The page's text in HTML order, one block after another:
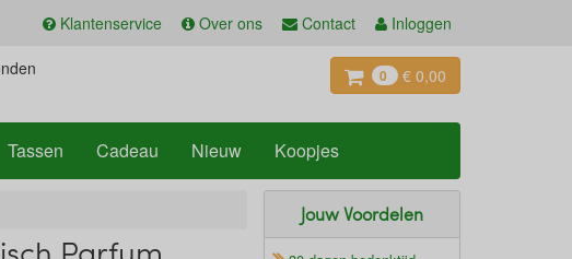
Klantenservice Over ons Contact Inloggen
0 € 0,00
Tassen Cadeau Nieuw Koopjes
Jouw Voordelen